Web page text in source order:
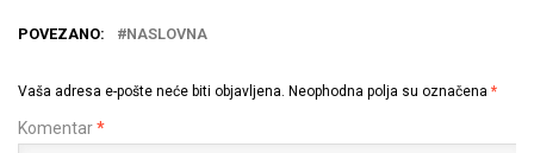
POVEZANO: NASLOVNA
Vaša adresa e-pošte neće biti objavljena. Neophodna polja su označena *
Komentar*